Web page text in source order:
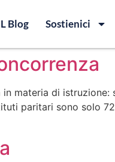
Blog Sostienici
materia di istruzione:
paritari sono solo